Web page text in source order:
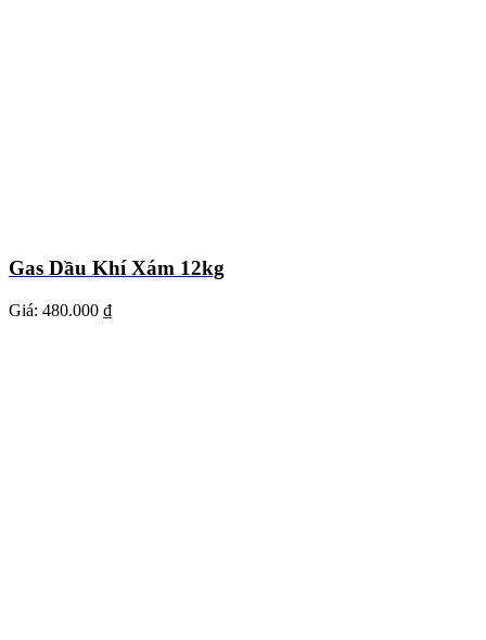
Gas Dầu Khí Xám 12kg
Giá: 480.000 ₫